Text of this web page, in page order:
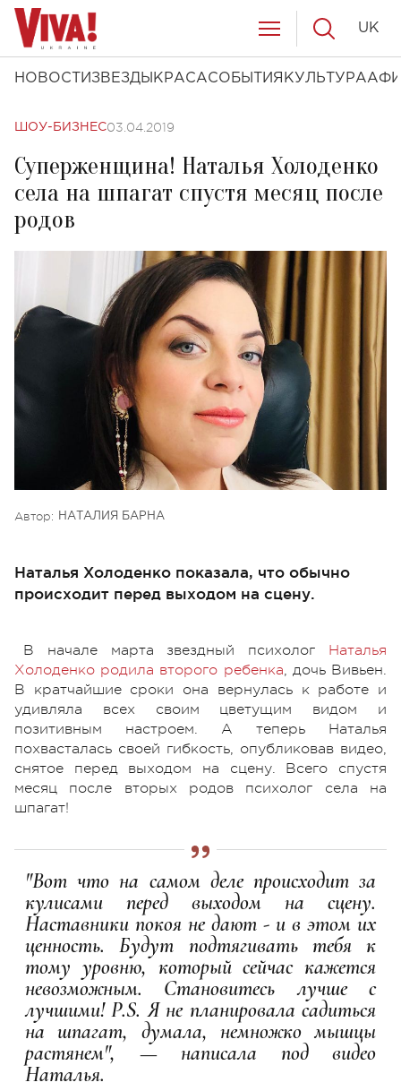
НОВОСТИ ЗВЕЗДЫ КРАСАСОБЫТИЯ КУЛЬТУРА
UK
ШОУ-БИЗНЕС03.04.2019
Суперженщина! Наталья Холоденко
села на шпагат спустя месяц после
родов
Автор: НАТАЛИЯ БАРНА
Наталья Холоденко показала, что обычно
происходит перед выходом на сцену.
В начале марта звездный психолог Наталья
Холоденко родила второго ребенка, дочь Вивьен.
В кратчайшие сроки она вернулась к работе и
удивляла всех своим цветущим видом и
позитивным настроем. А теперь Наталья
похвасталась своей гибкость, опубликовав видео,
снятое перед выходом на сцену. Всего спустя
месяц после вторых родов психолог села на
шпагат!
"Вот что на самом деле происходит за
кулисами перед выходом на сцену.
Наставники покоя не дают - и в этом их
ценность. Будут подтягивать тебя к
тому уровню, который сейчас кажется
невозможным. Становитесь лучше с
лучшими! P.S. Я не планировала садиться
на шпагат, думала, немножко мышцы
растянем", — написала под видео
Наталья.